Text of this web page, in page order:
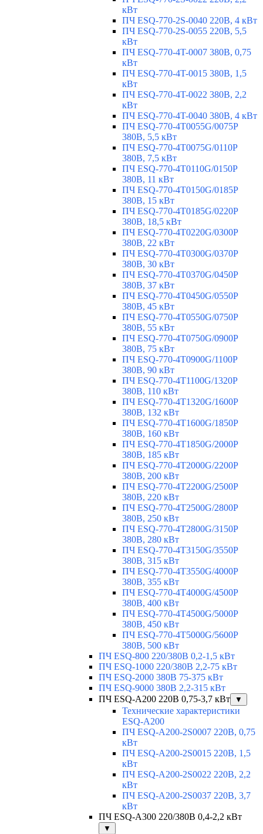
кВт
ПЧ ESQ-770-2S-0040 220В, 4 кВт
ПЧ ESQ-770-2S-0055 220В, 5,5
кВт
ПЧ ESQ-770-4T-0007 380В, 0,75
кВт
ПЧ ESQ-770-4T-0015 380В, 1,5
кВт
ПЧ ESQ-770-4T-0022 380В, 2,2
кВт
ПЧ ESQ-770-4T-0040 380В, 4 кВт
ПЧ ESQ-770-4T0055G/0075P
380В, 5,5 кВт
ПЧ ESQ-770-4T0075G/0110P
380В, 7,5 кВт
ПЧ ESQ-770-4T0110G/0150P
380В, 11 кВт
ПЧ ESQ-770-4T0150G/0185P
380В, 15 кВт
ПЧ ESQ-770-4T0185G/0220P
380В, 18,5 кВт
ПЧ ESQ-770-4T0220G/0300P
380В, 22 кВт
ПЧ ESQ-770-4T0300G/0370P
380В, 30 кВт
ПЧ ESQ-770-4T0370G/0450P
380В, 37 кВт
ПЧ ESQ-770-4T0450G/0550P
380В, 45 кВт
ПЧ ESQ-770-4T0550G/0750P
380В, 55 кВт
ПЧ ESQ-770-4T0750G/0900P
380В, 75 кВт
ПЧ ESQ-770-4T0900G/1100P
380В, 90 кВт
ПЧ ESQ-770-4T1100G/1320P
380В, 110 кВт
ПЧ ESQ-770-4T1320G/1600P
380В, 132 кВт
ПЧ ESQ-770-4T1600G/1850P
380В, 160 кВт
ПЧ ESQ-770-4T1850G/2000P
380В, 185 кВт
ПЧ ESQ-770-4T2000G/2200P
380В, 200 кВт
ПЧ ESQ-770-4T2200G/2500P
380В, 220 кВт
ПЧ ESQ-770-4T2500G/2800P
380В, 250 кВт
ПЧ ESQ-770-4T2800G/3150P
380В, 280 кВт
ПЧ ESQ-770-4T3150G/3550P
380В, 315 кВт
ПЧ ESQ-770-4T3550G/4000P
380В, 355 кВт
ПЧ ESQ-770-4T4000G/4500P
380В, 400 кВт
ПЧ ESQ-770-4T4500G/5000P
380В, 450 кВт
ПЧ ESQ-770-4T5000G/5600P
380В, 500 кВт
ПЧ ESQ-800 220/380В 0,2-1,5 кВт
ПЧ ESQ-1000 220/380В 2,2-75 кВт
ПЧ ESQ-2000 380В 75-375 кВт
ПЧ ESQ-9000 380В 2,2-315 кВт
ПЧ ESQ-A200 220В 0,75-3,7 кВт
▼
Технические характеристики
ESQ-A200
ПЧ ESQ-A200-2S0007 220В, 0,75
кВт
ПЧ ESQ-A200-2S0015 220В, 1,5
кВт
ПЧ ESQ-A200-2S0022 220В, 2,2
кВт
ПЧ ESQ-A200-2S0037 220В, 3,7
кВт
ПЧ ESQ-A300 220/380В 0,4-2,2 кВт
▼